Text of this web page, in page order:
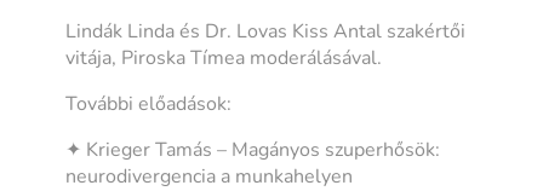
Lindák Linda és Dr. Lovas Kiss Antal szakértői
vitája, Piroska Tímea moderálásával.
További előadások:
✦ Krieger Tamás – Magányos szuperhősök:
neurodivergencia a munkahelyen